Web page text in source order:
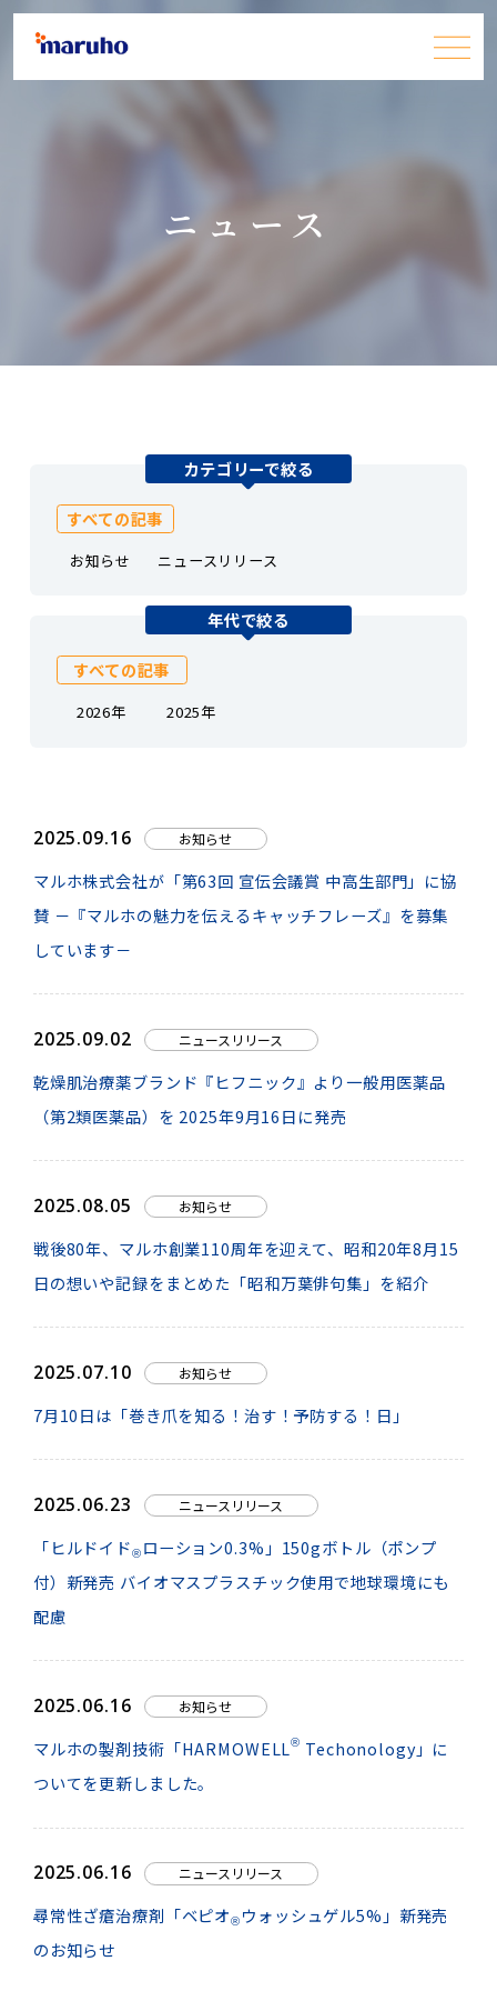
医療関係者の皆さま
企業情報
ニュース
カテゴリーで絞る
すべての記事
お知らせ ニュースリリース
年代で絞る
すべての記事
2026年 2025年
2025.09.16 お知らせ
マルホ株式会社が「第63回 宣伝会議賞 中高生部門」に協
賛 －『マルホの魅力を伝えるキャッチフレーズ』を募集
しています－
2025.09.02 ニュースリリース
乾燥肌治療薬ブランド『ヒフニック』より一般用医薬品
（第2類医薬品）を 2025年9月16日に発売
2025.08.05 お知らせ
戦後80年、マルホ創業110周年を迎えて、昭和20年8月15
日の想いや記録をまとめた「昭和万葉俳句集」を紹介
2025.07.10 お知らせ
7月10日は「巻き爪を知る！治す！予防する！日」
2025.06.23 ニュースリリース
「ヒルドイド® ローション0.3%」150gボトル（ポンプ
付）新発売 バイオマスプラスチック使用で地球環境にも
配慮
2025.06.16 お知らせ
マルホの製剤技術「HARMOWELL® Techonology」に
ついてを更新しました。
2025.06.16 ニュースリリース
尋常性ざ瘡治療剤「ベピオ® ウォッシュゲル5%」新発売
のお知らせ